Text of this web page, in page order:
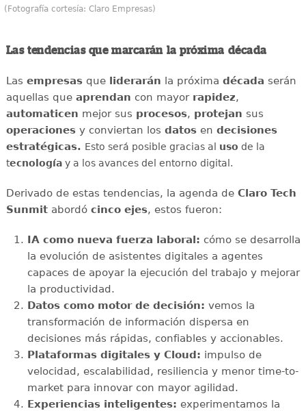
(Fotografía cortesía: Claro Empresas)
Las tendencias que marcarán la próxima década
Las empresasqueliderarán la próxima década serán
aquellas queaprendan con mayor rapidez,
automaticen mejor sus procesos, protejan sus
operacionesy conviertan los datosen decisiones
estratégicas. Esto será posible gracias al uso de la
tecnologíay a los avances del entorno digital.
Derivado de estas tendencias, la agenda de Claro Tech
Sunmitabordó cinco ejes, estos fueron:
IA como nueva fuerza laboral: cómo se desarrolla
la evolución de asistentes digitales a agentes
capaces de apoyar la ejecución del trabajo y mejorar
la productividad.
Datos como motor de decisión: vemos la
transformación de información dispersa en
decisiones más rápidas, confiables y accionables.
Plataformas digitales y Cloud: impulso de
velocidad, escalabilidad, resiliencia y menor time-to-
market para innovar con mayor agilidad.
Experiencias inteligentes: experimentamos la